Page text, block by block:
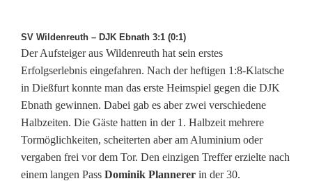
SV Wildenreuth – DJK Ebnath 3:1 (0:1)
Der Aufsteiger aus Wildenreuth hat sein erstes
Erfolgserlebnis eingefahren. Nach der heftigen 1:8-Klatsche
in Dießfurt konnte man das erste Heimspiel gegen die DJK
Ebnath gewinnen. Dabei gab es aber zwei verschiedene
Halbzeiten. Die Gäste hatten in der 1. Halbzeit mehrere
Tormöglichkeiten, scheiterten aber am Aluminium oder
vergaben frei vor dem Tor. Den einzigen Treffer erzielte nach
einem langen Pass Dominik Plannerer in der 30.